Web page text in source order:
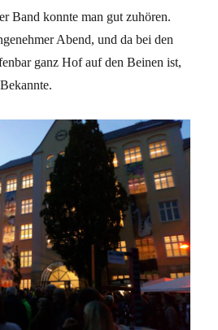
Band konnte man gut zuhören.
Abend, und da bei den
ganz Hof auf den Beinen ist,